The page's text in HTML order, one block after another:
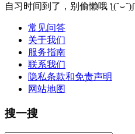
自习时间到了，别偷懒哦 ƪ(˘⌣˘)ʃ
常见问答
关于我们
服务指南
联系我们
隐私条款和免责声明
网站地图
搜一搜